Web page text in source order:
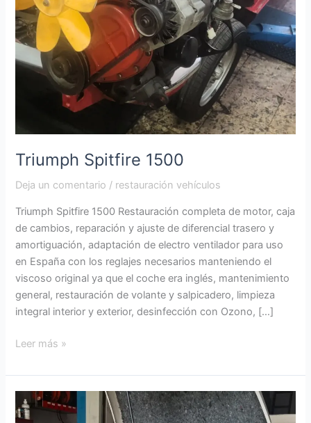
Triumph Spitfire 1500
Deja un comentario / restauración vehículos
Triumph Spitfire 1500 Restauración completa de motor, caja
de cambios, reparación y ajuste de diferencial trasero y
amortiguación, adaptación de electro ventilador para uso
en España con los reglajes necesarios manteniendo el
viscoso original ya que el coche era inglés, mantenimiento
general, restauración de volante y salpicadero, limpieza
integral interior y exterior, desinfección con Ozono, […]
Leer más »
Citroën
2